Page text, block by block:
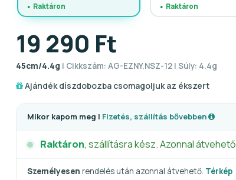
Raktáron Raktáron
19 290 Ft
45cm/4.4g | Cikkszám: AG-EZNY.NSZ-12 | Súly: 4.4g
Ajándék díszdobozba csomagoljuk az ékszert
Mikor kapom meg | Fizetés, szállítás bővebben
Raktáron, szállításra kész. Azonnal átvehető
Személyesen rendelés után azonnal átvehető. Térkép